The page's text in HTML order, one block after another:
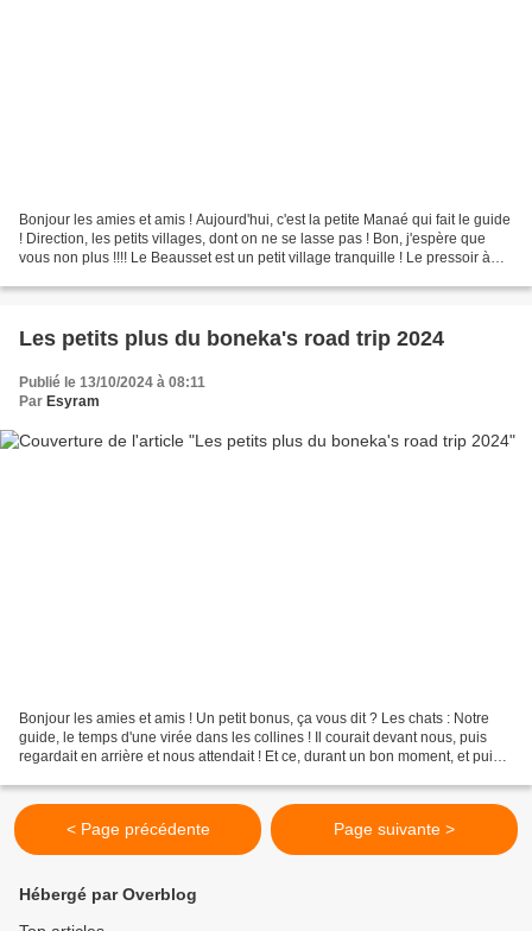
Bonjour les amies et amis ! Aujourd'hui, c'est la petite Manaé qui fait le guide
! Direction, les petits villages, dont on ne se lasse pas ! Bon, j'espère que
vous non plus !!!! Le Beausset est un petit village tranquille ! Le pressoir à
Les petits plus du boneka's road trip 2024
Publié le 13/10/2024 à 08:11
Par Esyram
Bonjour les amies et amis ! Un petit bonus, ça vous dit ? Les chats : Notre
guide, le temps d'une virée dans les collines ! Il courait devant nous, puis
regardait en arrière et nous attendait ! Et ce, durant un bon moment, et puis il
< Page précédente Page suivante >
Hébergé par Overblog